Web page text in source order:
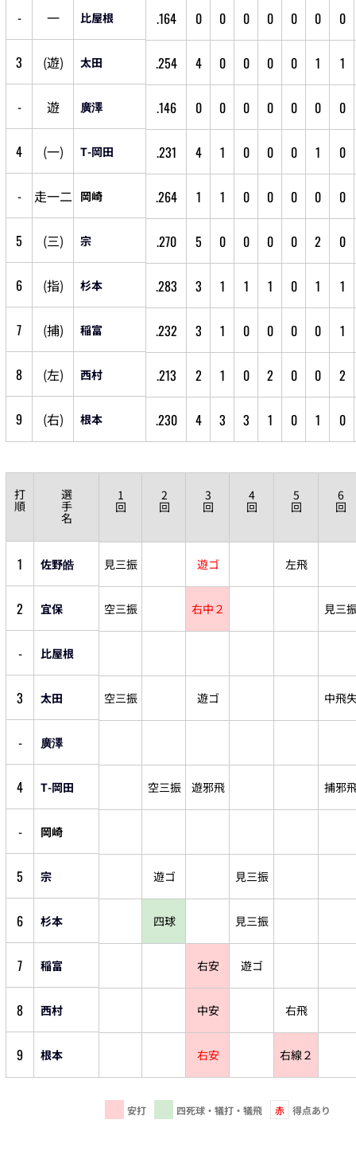
- 一 比屋根 .164 0 0 0 0 0 0 0
3 (遊) 太田 .254 4 0 0 0 0 1 1
- 遊 廣澤 .146 0 0 0 0 0 0 0
4 (一) T-岡田 .231 4 1 0 0 0 1 0
- 走一二 岡崎 .264 1 1 0 0 0 0 0
5 (三) 宗 .270 5 0 0 0 0 2 0
6 (指) 杉本 .283 3 1 1 1 0 1 1
7 (捕) 稲富 .232 3 1 0 0 0 0 1
8 (左) 西村 .213 2 1 0 2 0 0 2
9 (右) 根本 .230 4 3 3 1 0 1 0
打
順
選
手
名
1
回
2
回
3
回
4
回
5
回
6
回
1 佐野皓 見三振 遊ゴ 左飛
2 宜保 空三振 右中２ 見三
- 比屋根
3 太田 空三振 遊ゴ 中飛
- 廣澤
4 T-岡田 空三振 遊邪飛 捕邪
- 岡崎
5 宗 遊ゴ 見三振
6 杉本 四球 見三振
7 稲富 右安 遊ゴ
8 西村 中安 右飛
9 根本 右安 右線２
安打 四死球・犠打・犠飛 赤 得点あり